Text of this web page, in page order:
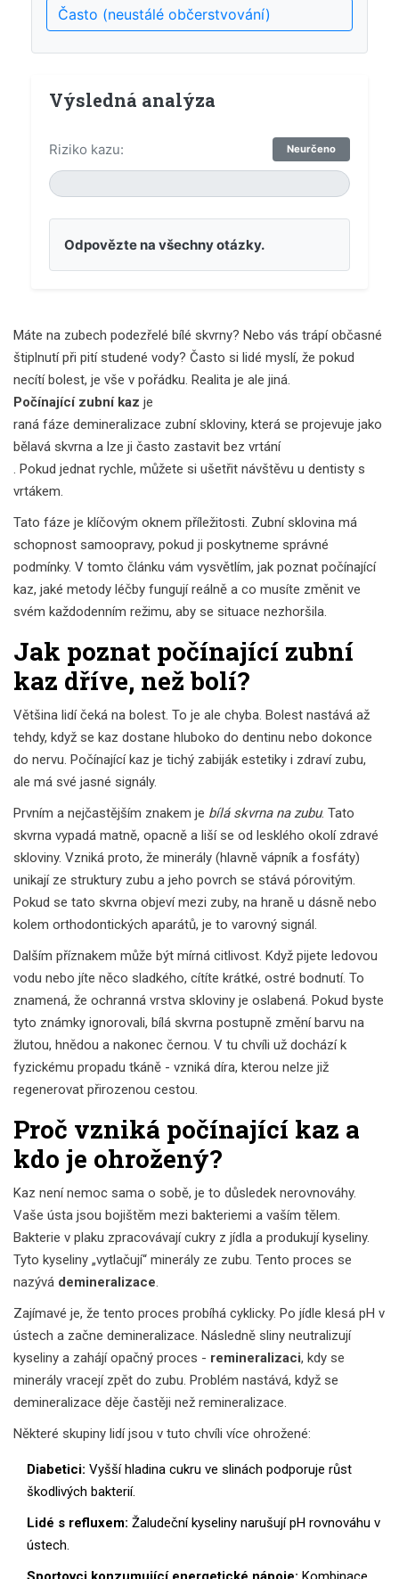
Často (neustálé občerstvování)
Výsledná analýza
Riziko kazu: Neurčeno
Odpovězte na všechny otázky.
Máte na zubech podezřelé bílé skvrny? Nebo vás trápí občasné
štiplnutí při pití studené vody? Často si lidé myslí, že pokud
necítí bolest, je vše v pořádku. Realita je ale jiná.
Počínající zubní kaz je
raná fáze demineralizace zubní skloviny, která se projevuje jako
bělavá skvrna a lze ji často zastavit bez vrtání
. Pokud jednat rychle, můžete si ušetřit návštěvu u dentisty s
vrtákem.
Tato fáze je klíčovým oknem příležitosti. Zubní sklovina má
schopnost samoopravy, pokud ji poskytneme správné
podmínky. V tomto článku vám vysvětlím, jak poznat počínající
kaz, jaké metody léčby fungují reálně a co musíte změnit ve
svém každodenním režimu, aby se situace nezhoršila.
Jak poznat počínající zubní
kaz dříve, než bolí?
Většina lidí čeká na bolest. To je ale chyba. Bolest nastává až
tehdy, když se kaz dostane hluboko do dentinu nebo dokonce
do nervu. Počínající kaz je tichý zabiják estetiky i zdraví zubu,
ale má své jasné signály.
Prvním a nejčastějším znakem je bílá skvrna na zubu. Tato
skvrna vypadá matně, opacně a liší se od lesklého okolí zdravé
skloviny. Vzniká proto, že minerály (hlavně vápník a fosfáty)
unikají ze struktury zubu a jeho povrch se stává pórovitým.
Pokud se tato skvrna objeví mezi zuby, na hraně u dásně nebo
kolem orthodontických aparátů, je to varovný signál.
Dalším příznakem může být mírná citlivost. Když pijete ledovou
vodu nebo jíte něco sladkého, cítíte krátké, ostré bodnutí. To
znamená, že ochranná vrstva skloviny je oslabená. Pokud byste
tyto známky ignorovali, bílá skvrna postupně změní barvu na
žlutou, hnědou a nakonec černou. V tu chvíli už dochází k
fyzickému propadu tkáně - vzniká díra, kterou nelze již
regenerovat přirozenou cestou.
Proč vzniká počínající kaz a
kdo je ohrožený?
Kaz není nemoc sama o sobě, je to důsledek nerovnováhy.
Vaše ústa jsou bojištěm mezi bakteriemi a vaším tělem.
Bakterie v plaku zpracovávají cukry z jídla a produkují kyseliny.
Tyto kyseliny „vytlačují“ minerály ze zubu. Tento proces se
nazývá demineralizace.
Zajímavé je, že tento proces probíhá cyklicky. Po jídle klesá pH v
ústech a začne demineralizace. Následně sliny neutralizují
kyseliny a zahájí opačný proces - remineralizaci, kdy se
minerály vracejí zpět do zubu. Problém nastává, když se
demineralizace děje častěji než remineralizace.
Některé skupiny lidí jsou v tuto chvíli více ohrožené:
Diabetici: Vyšší hladina cukru ve slinách podporuje růst
škodlivých bakterií.
Lidé s refluxem: Žaludeční kyseliny narušují pH rovnováhu v
ústech.